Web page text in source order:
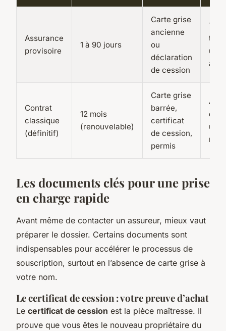
Assurance
provisoire
1 à 90 jours
Carte grise
ancienne
ou
déclaration
de cession
Contrat
classique
(définitif)
12 mois
(renouvelable)
Carte grise
barrée,
certificat
de cession,
permis
Les documents clés pour une prise
en charge rapide
Avant même de contacter un assureur, mieux vaut
préparer le dossier. Certains documents sont
indispensables pour accélérer le processus de
souscription, surtout en l’absence de carte grise à
votre nom.
Le certificat de cession : votre preuve d’achat
Le certificat de cession est la pièce maîtresse. Il
prouve que vous êtes le nouveau propriétaire du